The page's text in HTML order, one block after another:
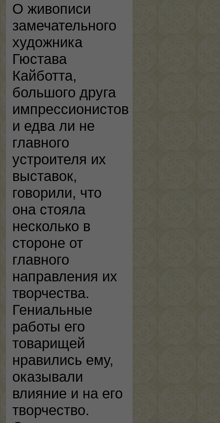
О живописи
замечательного
художника
Гюстава
Кайботта,
большого друга
импрессионистов
и едва ли не
главного
устроителя их
выставок,
говорили, что
она стояла
несколько в
стороне от
главного
направления их
творчества.
Гениальные
работы его
товарищей
нравились ему,
оказывали
влияние и на его
творчество.